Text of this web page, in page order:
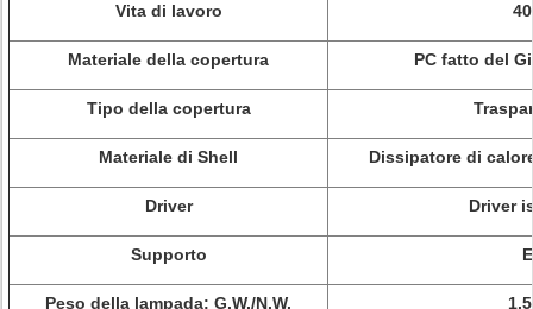
Vita di lavoro
Materiale della copertura PC fatto del
Tipo della copertura
Materiale di Shell Dissipatore di
Driver Driver
Supporto
Peso della lampada: G.W./N.W.